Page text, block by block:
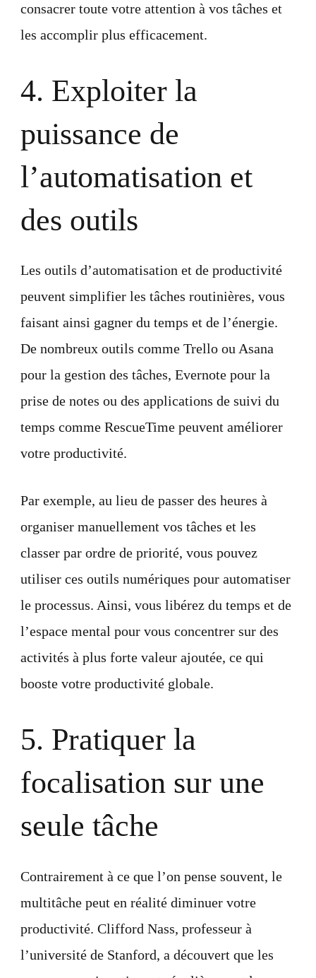
consacrer toute votre attention à vos tâches et
les accomplir plus efficacement.
4. Exploiter la
puissance de
l’automatisation et
des outils
Les outils d’automatisation et de productivité
peuvent simplifier les tâches routinières, vous
faisant ainsi gagner du temps et de l’énergie.
De nombreux outils comme Trello ou Asana
pour la gestion des tâches, Evernote pour la
prise de notes ou des applications de suivi du
temps comme RescueTime peuvent améliorer
votre productivité.
Par exemple, au lieu de passer des heures à
organiser manuellement vos tâches et les
classer par ordre de priorité, vous pouvez
utiliser ces outils numériques pour automatiser
le processus. Ainsi, vous libérez du temps et de
l’espace mental pour vous concentrer sur des
activités à plus forte valeur ajoutée, ce qui
booste votre productivité globale.
5. Pratiquer la
focalisation sur une
seule tâche
Contrairement à ce que l’on pense souvent, le
multitâche peut en réalité diminuer votre
productivité. Clifford Nass, professeur à
l’université de Stanford, a découvert que les